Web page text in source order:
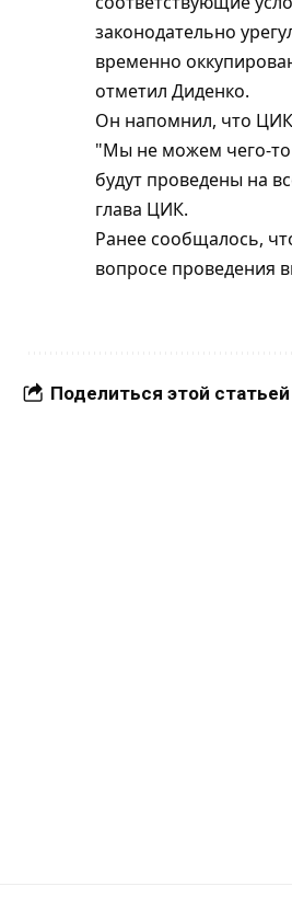
законодательно
временно
отметил Диденко.
Он напомнил, что
"Мы не можем чего-то
будут проведены на
глава ЦИК.
Ранее сообщалось,
вопросе проведения
Поделиться этой статьей